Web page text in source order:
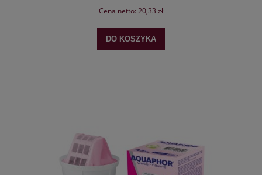
Cena netto: 20,33 zł
DO KOSZYKA